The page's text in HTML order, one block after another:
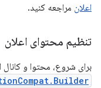
اعلان مراجعه کنید.
تنظیم محتوای اعلان
برای شروع، محتوا و کانال